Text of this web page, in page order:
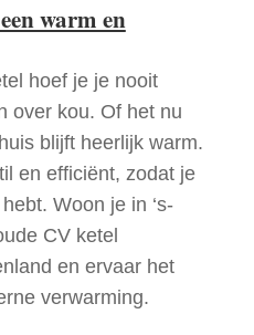
warm en
hoef je je nooit
over kou. Of het nu
blijft heerlijk warm.
en efficiënt, zodat je
Woon je in ‘s-
CV ketel
en ervaar het
verwarming.